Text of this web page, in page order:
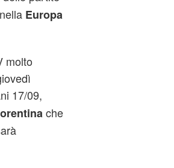
Europa
molto
17/09,
che